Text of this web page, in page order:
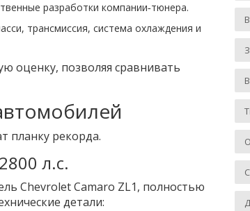
разработки компании‑тюнера.
трансмиссия, система охлаждения и
оценку, позволяя сравнивать
планку рекорда.
л.с.
Chevrolet Camaro ZL1, полностью
детали: